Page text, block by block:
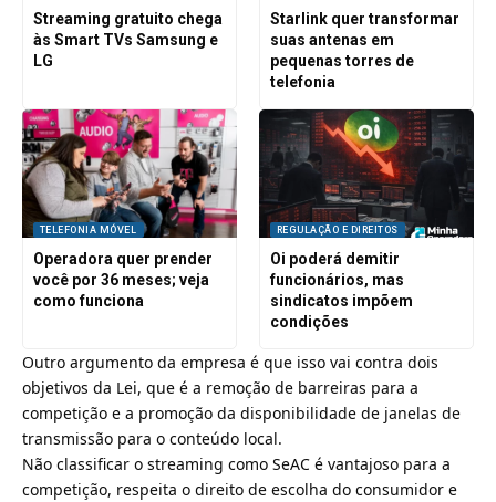
Streaming gratuito chega
às Smart TVs Samsung e
LG
Starlink quer transformar
suas antenas em
pequenas torres de
telefonia
TELEFONIA MÓVEL
Operadora quer prender
você por 36 meses; veja
como funciona
REGULAÇÃO E DIREITOS
Oi poderá demitir
funcionários, mas
sindicatos impõem
condições
Outro argumento da empresa é que isso vai contra dois
objetivos da Lei, que é a remoção de barreiras para a
competição e a promoção da disponibilidade de janelas de
transmissão para o conteúdo local.
Não classificar o streaming como SeAC é vantajoso para a
competição, respeita o direito de escolha do consumidor e